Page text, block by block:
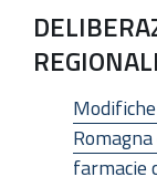
farmacie